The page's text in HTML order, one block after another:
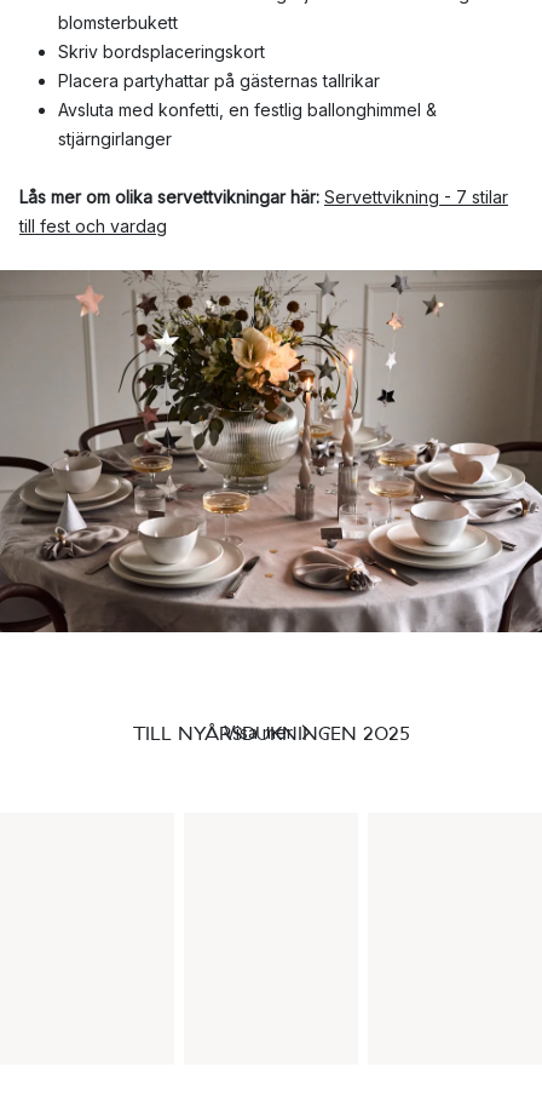
blomsterbukett
Skriv bordsplaceringskort
Placera partyhattar på gästernas tallrikar
Avsluta med konfetti, en festlig ballonghimmel &
stjärngirlanger
Lås mer om olika servettvikningar här: Servettvikning - 7 stilar
till fest och vardag
TILL NYÅRSDUKNINGEN 2025
Visa mer